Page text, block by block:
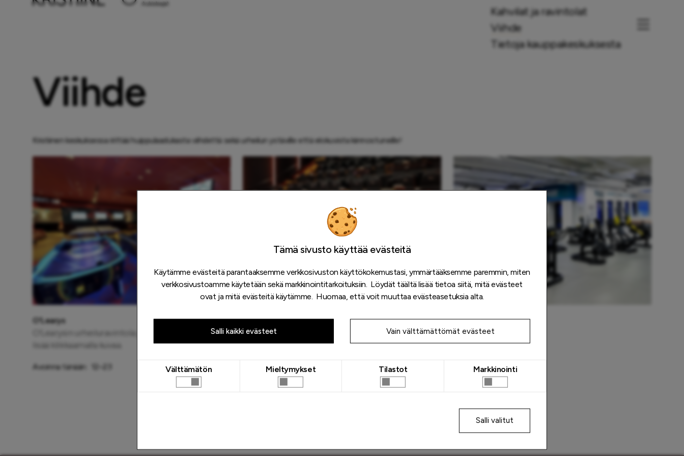
Tämä sivusto käyttää evästeitä
Käytämme evästeitä parantaaksemme verkkosivuston käyttökokemustasi, ymmärtääksemme paremmin, miten
verkkosivustoamme käytetään sekä markkinointitarkoituksiin. Löydät täältä lisää tietoa siitä, mitä evästeet
ovat ja mitä evästeitä käytämme. Huomaa, että voit muuttaa evästeasetuksia alta.
Salli kaikki evästeet Vain välttämättömät evästeet
Välttämätön Mieltymykset Tilastot Markkinointi
Salli valitut
Aukioloajat
Kahvilat ja ravintolat
Viihde
Tietoja kauppakeskuksesta
Viihde
Kristiinen keskuksessa riittää huippulaadukasta viihdettä sekä urheilun ystäville että elokuvista kiinnostuneille!
O'Learys
O'Learysin urheiluravintola ja viihdekeskus. Katso
lisää klikkaamalla kuvaa.
Avoinna tänään:
Apollo Kino
Tule ja löydä Apollo Kinon ainutlaatuinen 44-
paikkainen elokuvaravintola!
Avoinna tänään:10–21
MyFitness Kristiine
...